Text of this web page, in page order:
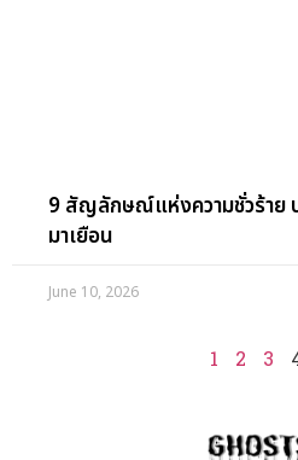
9 สัญลักษณ์แห่งความชั่วร้าย
มาเยือน
June 10, 2026
1 2 3